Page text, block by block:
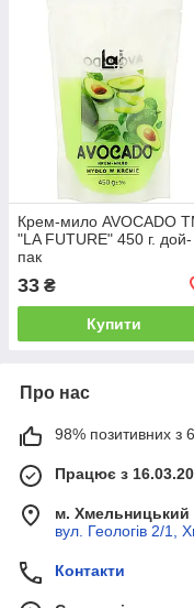
Крем-мило AVOCADO
"LA FUTURE" 450 г. дой-
пак
33 ₴
Купити
Про нас
98% позитивних з
Працює з
м. Хмельницький
вул. Геологів 2/1,
Контакти